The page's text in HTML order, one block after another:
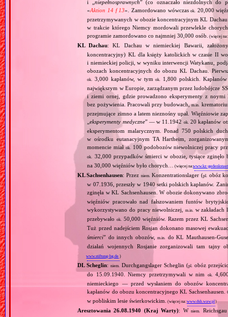
i „ niepełnosprawnych” (co oznaczało niezdolnych do
«Aktion 14 f 13». Zamordowano wówczasok. 20,000
przetrzymywanych w obozie koncentracyjnym KL
w trakcie którego Niemcy mordowali przewlekle
programie zamordowano co najmniej 30,000 osób.
(więcej
KL Dachau: KL Dachau w niemieckiej Bawarii,
koncentracyjny) KL dla księży katolickich w czasie II
i niemieckiej policji, w wyniku interwencji Watykanu,
obozach koncentracyjnych do obozu KL Dachau.
ok. 3,000 kapłanów, w tymok.
1,800 polskich.
największym w Europie, zarządzanym przez ludobójcze
i ziemi ornej, gdzie prowadzono eksperymenty z
bez pożywienia. Pracowali przy budowach,m.in.
przejmujące zimno a latem nieznośny upał. Więźniowie
„eksperymenty medyczne” — w 11.1942 ok. 20 kapłanów
eksperymentom malarycznym. Ponad 750 polskich
w ośrodku eutanacyjnym TA Hartheim,
momencie miałok. 100 podobozów niewolniczej pracy
ok. 32,000 przypadków śmierci w obozie, tysiące
na 30,000 więźniów było chorych…
(więcej na:www.kz-
KL Sachsenhausen: Przez niem. Konzentrationslager (pl. obóz
w 07.1936, przeszły w 1940 setki polskich kapłanów.
zginęła w KL Sachsenhausen. W obozie dokonywano
więźniów pracowało nad fałszowaniem funtów
wykorzystywano do pracy niewolniczej,m.in. w
przebywałook. 50,000 więźniów. Razem przez KL
Tuż przed nadejściem Rosjan dokonano masowej
śmierci” do innych obozów,m.in. do KL
działań wojennych Rosjanie zorganizowali tam tajny
www.stiftung-bg.de )
DL Scheglin: niem. Durchgangslager Scheglin (pl. obóz
do 15.09.1940. Niemcy przetrzymywali w nim
ok.
niemieckiego — przed wysłaniem do obozów
kapłanów do obozu koncentracyjnego KL Sachsenhausen.
w pobliskim lesie świerkowickim. (więcej na:www.dsh.waw.pl)
Aresztowania 26.08.1940 (Kraj Warty): Wniem.